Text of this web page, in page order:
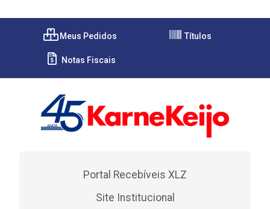
Meus Pedidos Títulos
Notas Fiscais
Portal Recebíveis XLZ
Site Institucional